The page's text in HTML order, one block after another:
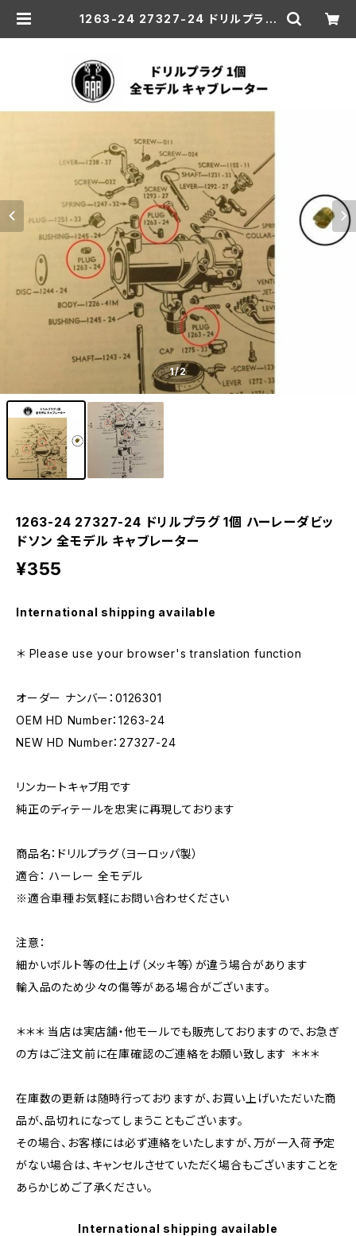
1263-24 27327-24 ドリルプラグ
1/2
1263-24 27327-24 ドリルプラグ 1個 ハーレーダビッ
ドソン 全モデル キャブレーター
¥355
International shipping available
＊ Please use your browser's translation function
オーダー ナンバー：0126301
OEM HD Number：1263-24
NEW HD Number：27327-24
リンカートキャブ用です
純正のディテールを忠実に再現しております
商品名：ドリルプラグ（ヨーロッパ製）
適合： ハーレー 全モデル
※適合車種お気軽にお問い合わせください
注意：
細かいボルト等の仕上げ（メッキ等）が違う場合があります
輸入品のため少々の傷等がある場合がございます。
＊＊＊ 当店は実店舗・他モールでも販売しておりますので、お急ぎ
の方はご注文前に在庫確認のご連絡をお願い致します ＊＊＊
在庫数の更新は随時行っておりますが、お買い上げいただいた商
品が、品切れになってしまうこともございます。
その場合、お客様には必ず連絡をいたしますが、万が一入荷予定
がない場合は、キャンセルさせていただく場合もございますことを
あらかじめご了承ください。
International shipping available